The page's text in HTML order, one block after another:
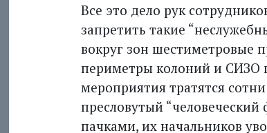
Все это дело рук
запретить такие
вокруг зон шестиметровые
периметры колоний и СИЗО
мероприятия тратятся
пресловутый
пачками, их начальников